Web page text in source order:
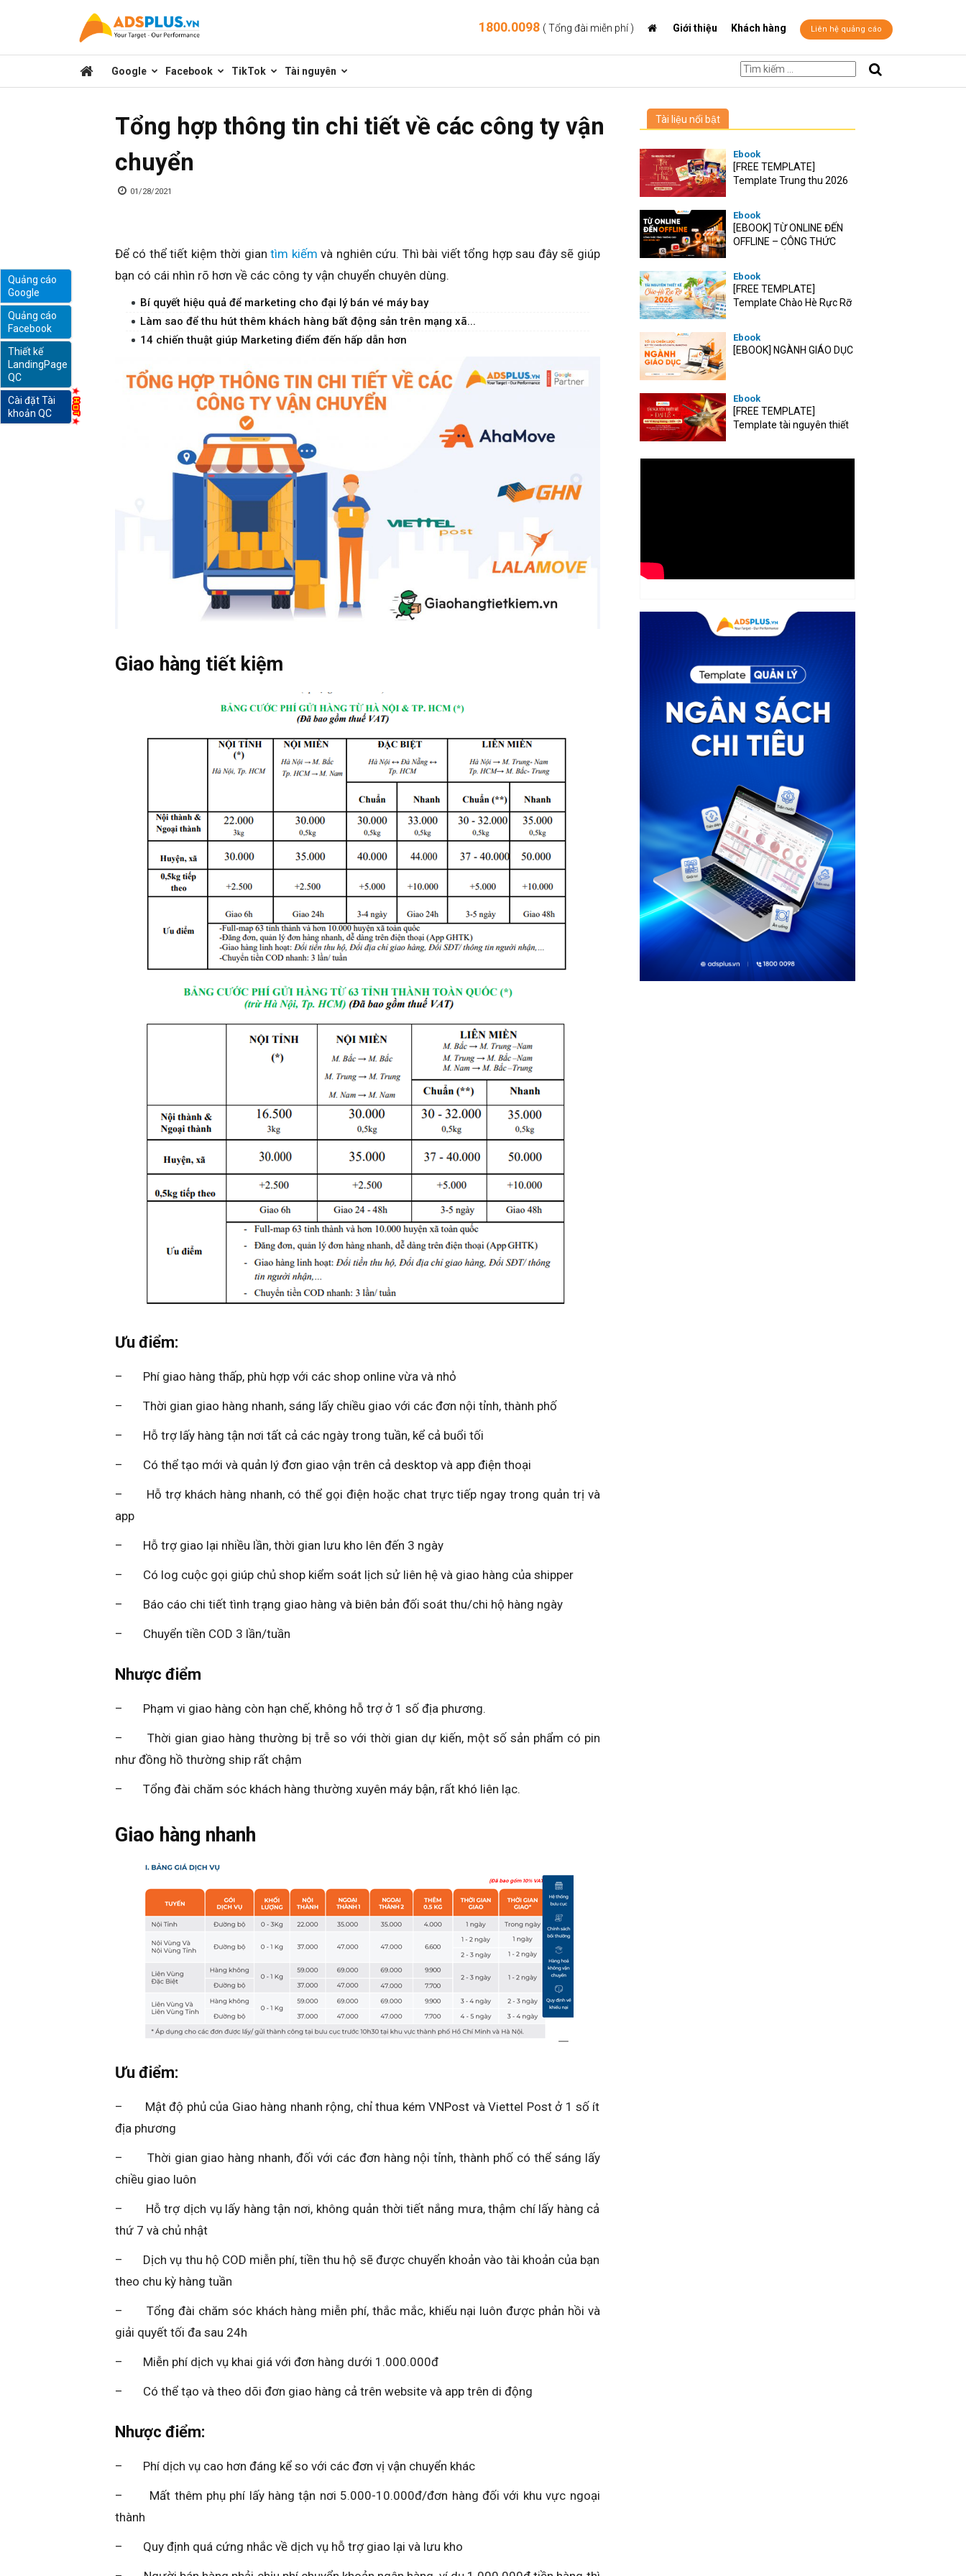
sẻ
marketing
1800.0098 ( Tổng đài miễn phí ) Giới thiệu Khách hàng Liên hệ quảng cáo
Google Facebook TikTok Tài nguyên
Tổng hợp thông tin chi tiết về các công ty vận
chuyển
01/28/2021
Để có thể tiết kiệm thời gian tìm kiếm và nghiên cứu. Thì bài viết tổng hợp sau đây sẽ giúp
bạn có cái nhìn rõ hơn về các công ty vận chuyển chuyên dùng.
Bí quyết hiệu quả để marketing cho đại lý bán vé máy bay
Làm sao để thu hút thêm khách hàng bất động sản trên mạng xã...
14 chiến thuật giúp Marketing điểm đến hấp dẫn hơn
Giao hàng tiết kiệm
Ưu điểm:
– Phí giao hàng thấp, phù hợp với các shop online vừa và nhỏ
– Thời gian giao hàng nhanh, sáng lấy chiều giao với các đơn nội tỉnh, thành phố
– Hỗ trợ lấy hàng tận nơi tất cả các ngày trong tuần, kể cả buổi tối
– Có thể tạo mới và quản lý đơn giao vận trên cả desktop và app điện thoại
– Hỗ trợ khách hàng nhanh, có thể gọi điện hoặc chat trực tiếp ngay trong quản trị và
app
– Hỗ trợ giao lại nhiều lần, thời gian lưu kho lên đến 3 ngày
– Có log cuộc gọi giúp chủ shop kiểm soát lịch sử liên hệ và giao hàng của shipper
– Báo cáo chi tiết tình trạng giao hàng và biên bản đối soát thu/chi hộ hàng ngày
– Chuyển tiền COD 3 lần/tuần
Nhược điểm
– Phạm vi giao hàng còn hạn chế, không hỗ trợ ở 1 số địa phương.
– Thời gian giao hàng thường bị trễ so với thời gian dự kiến, một số sản phẩm có pin
như đồng hồ thường ship rất chậm
– Tổng đài chăm sóc khách hàng thường xuyên máy bận, rất khó liên lạc.
Giao hàng nhanh
Ưu điểm:
– Mật độ phủ của Giao hàng nhanh rộng, chỉ thua kém VNPost và Viettel Post ở 1 số ít
địa phương
– Thời gian giao hàng nhanh, đối với các đơn hàng nội tỉnh, thành phố có thể sáng lấy
chiều giao luôn
– Hỗ trợ dịch vụ lấy hàng tận nơi, không quản thời tiết nắng mưa, thậm chí lấy hàng cả
thứ 7 và chủ nhật
– Dịch vụ thu hộ COD miễn phí, tiền thu hộ sẽ được chuyển khoản vào tài khoản của bạn
theo chu kỳ hàng tuần
– Tổng đài chăm sóc khách hàng miễn phí, thắc mắc, khiếu nại luôn được phản hồi và
giải quyết tối đa sau 24h
– Miễn phí dịch vụ khai giá với đơn hàng dưới 1.000.000đ
– Có thể tạo và theo dõi đơn giao hàng cả trên website và app trên di động
Nhược điểm:
– Phí dịch vụ cao hơn đáng kể so với các đơn vị vận chuyển khác
– Mất thêm phụ phí lấy hàng tận nơi 5.000-10.000đ/đơn hàng đối với khu vực ngoại
thành
– Quy định quá cứng nhắc về dịch vụ hỗ trợ giao lại và lưu kho
Quảng cáo
Google
Quảng cáo
Facebook
Thiết kế
LandingPage
QC
Cài đặt Tài
khoản QC
Tài liệu nổi bật
Ebook
[FREE TEMPLATE]
Template Trung thu 2026
Ebook
[EBOOK] TỪ ONLINE ĐẾN
OFFLINE – CÔNG THỨC
Ebook
[FREE TEMPLATE]
Template Chào Hè Rực Rỡ
Ebook
[EBOOK] NGÀNH GIÁO DỤC
Ebook
[FREE TEMPLATE]
Template tài nguyên thiết